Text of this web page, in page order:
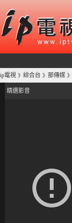
ip電視 》 綜合台 》 那傳媒 》
精選影音